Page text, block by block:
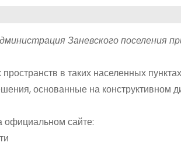
Заневского поселения
в таких населенных
основанные на конструктивном
сайте: